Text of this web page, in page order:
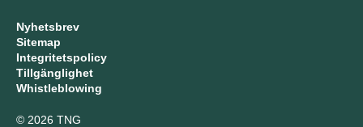
Nyhetsbrev
Sitemap
Integritetspolicy
Tillgänglighet
Whistleblowing
© 2026 TNG